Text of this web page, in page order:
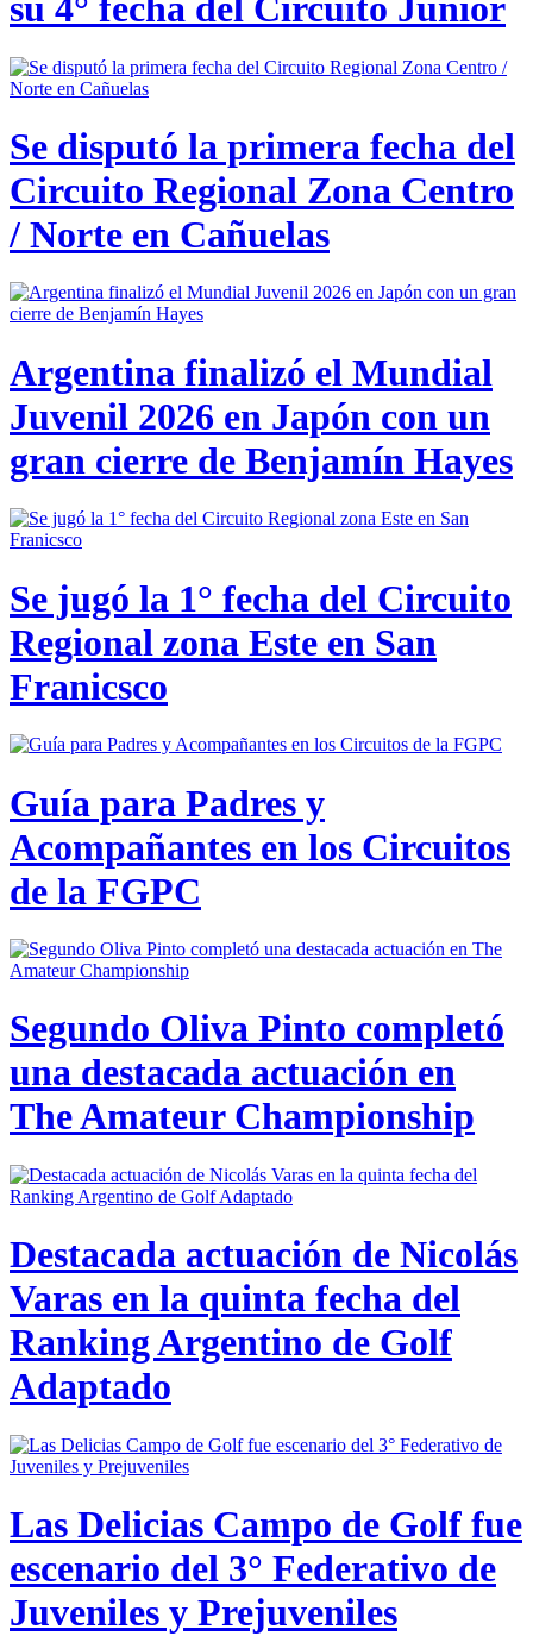
Se disputó la primera fecha del
Circuito Regional Zona Centro
/ Norte en Cañuelas
Argentina finalizó el Mundial
Juvenil 2026 en Japón con un
gran cierre de Benjamín Hayes
Se jugó la 1° fecha del Circuito
Regional zona Este en San
Franicsco
Guía para Padres y
Acompañantes en los Circuitos
de la FGPC
Segundo Oliva Pinto completó
una destacada actuación en
The Amateur Championship
Destacada actuación de Nicolás
Varas en la quinta fecha del
Ranking Argentino de Golf
Adaptado
Las Delicias Campo de Golf fue
escenario del 3° Federativo de
Juveniles y Prejuveniles